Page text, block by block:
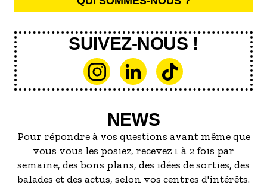
SUIVEZ-NOUS !
NEWS
Pour répondre à vos questions avant même que
vous vous les posiez, recevez 1 à 2 fois par
semaine, des bons plans, des idées de sorties, des
balades et des actus, selon vos centres d'intérêts.